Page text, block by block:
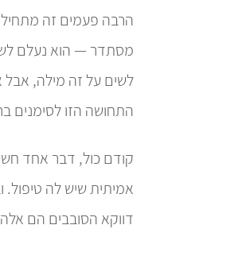
הרבה פעמים זה
מסתדר — הוא נעלם
לשים על זה מילה,
התחושה הזו לסימנים
קודם כול, דבר אחד
אמיתית שיש לה
דווקא הסובבים הם